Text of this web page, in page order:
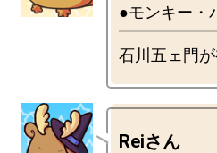
●モンキー・
Reiさん